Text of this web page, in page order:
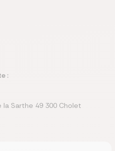
:
Sarthe 49 300 Cholet